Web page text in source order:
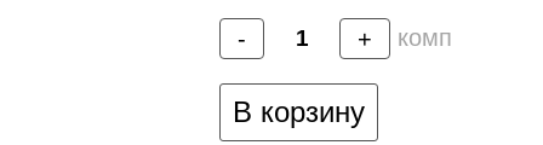
- + комп
В корзину